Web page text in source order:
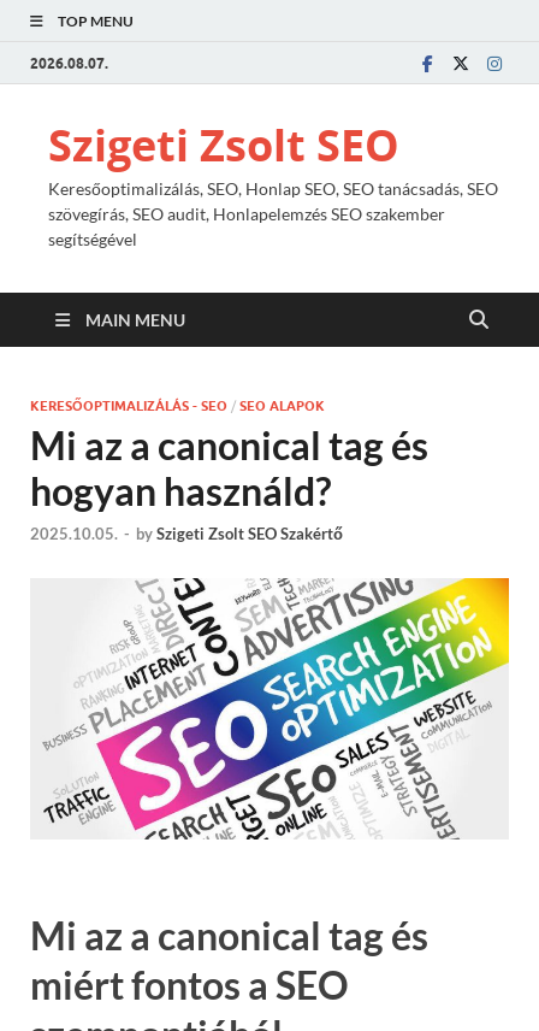
TOP MENU
2026.08.07.
Szigeti Zsolt SEO
Keresőoptimalizálás, SEO, Honlap SEO, SEO tanácsadás, SEO
szövegírás, SEO audit, Honlapelemzés SEO szakember
segítségével
MAIN MENU
KERESŐOPTIMALIZÁLÁS - SEO / SEO ALAPOK
Mi az a canonical tag és
hogyan használd?
2025.10.05. - bySzigeti Zsolt SEO Szakértő
Mi az a canonical tag és
miért fontos a SEO